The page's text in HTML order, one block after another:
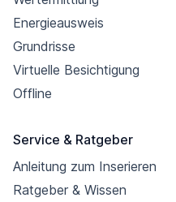
Energieausweis
Grundrisse
Virtuelle Besichtigung
Offline
Service & Ratgeber
Anleitung zum Inserieren
Ratgeber & Wissen